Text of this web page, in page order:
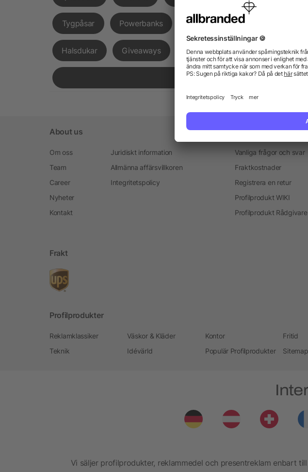
Tygpåsar Powerbanks Godispåsar
Halsdukar Giveaways Expressleverans
About us
Om oss
Team
Career
Nyheter
Kontakt
Juridiskt information
Allmänna affärsvillkoren
Integritetspolicy
Information
Vanliga frågor och svar
Fraktkostnader
Registrera en retur
Profilprodukt WIKI
Profilprodukt Rådgivare
Frakt
Profilprodukter
Reklamklassiker Väskor & Kläder Kontor
Fritid
Teknik
Idévärld Populär Profilprodukter Sitemap
Vi säljer profilprodukter, reklammedel och presentreklam enbart